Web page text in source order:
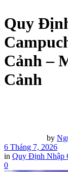
Quy
Cảnh –
Cảnh
by
6 Tháng 7, 2026
in Quy Định Nhập
0